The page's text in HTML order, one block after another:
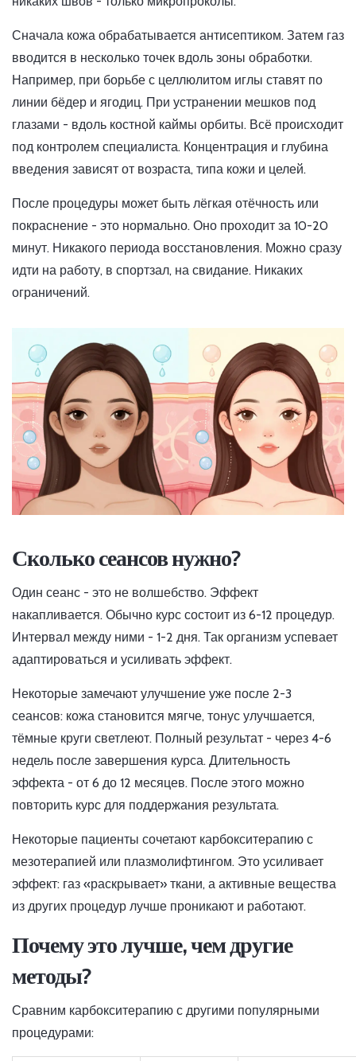
Сначала кожа обрабатывается антисептиком. Затем газ
вводится в несколько точек вдоль зоны обработки.
Например, при борьбе с целлюлитом иглы ставят по
линии бёдер и ягодиц. При устранении мешков под
глазами - вдоль костной каймы орбиты. Всё происходит
под контролем специалиста. Концентрация и глубина
введения зависят от возраста, типа кожи и целей.
После процедуры может быть лёгкая отёчность или
покраснение - это нормально. Оно проходит за 10-20
минут. Никакого периода восстановления. Можно сразу
идти на работу, в спортзал, на свидание. Никаких
ограничений.
Сколько сеансов нужно?
Один сеанс - это не волшебство. Эффект
накапливается. Обычно курс состоит из 6-12 процедур.
Интервал между ними - 1-2 дня. Так организм успевает
адаптироваться и усиливать эффект.
Некоторые замечают улучшение уже после 2-3
сеансов: кожа становится мягче, тонус улучшается,
тёмные круги светлеют. Полный результат - через 4-6
недель после завершения курса. Длительность
эффекта - от 6 до 12 месяцев. После этого можно
повторить курс для поддержания результата.
Некоторые пациенты сочетают карбокситерапию с
мезотерапией или плазмолифтингом. Это усиливает
эффект: газ «раскрывает» ткани, а активные вещества
из других процедур лучше проникают и работают.
Почему это лучше, чем другие
методы?
Сравним карбокситерапию с другими популярными
процедурами: